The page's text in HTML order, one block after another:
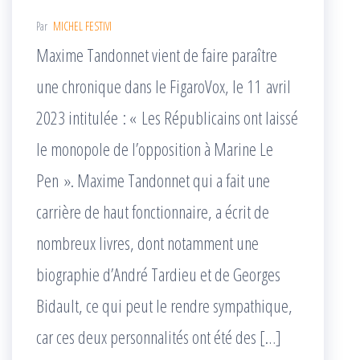
Par MICHEL FESTIVI
Maxime Tandonnet vient de faire paraître
une chronique dans le FigaroVox, le 11 avril
2023 intitulée : « Les Républicains ont laissé
le monopole de l’opposition à Marine Le
Pen ». Maxime Tandonnet qui a fait une
carrière de haut fonctionnaire, a écrit de
nombreux livres, dont notamment une
biographie d’André Tardieu et de Georges
Bidault, ce qui peut le rendre sympathique,
car ces deux personnalités ont été des […]